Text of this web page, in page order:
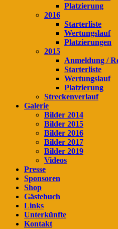
Platzierung
2016
Starterliste
Wertungslauf
Platzierungen
2015
Anmeldung /
Starterliste
Wertungslauf
Platzierung
Streckenverlauf
Galerie
Bilder 2014
Bilder 2015
Bilder 2016
Bilder 2017
Bilder 2019
Videos
Presse
Sponsoren
Shop
Gästebuch
Links
Unterkünfte
Kontakt